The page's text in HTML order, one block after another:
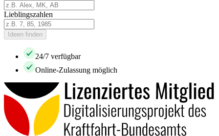
Lieblingszahlen
Ideen finden
24/7 verfügbar
Online-Zulassung möglich